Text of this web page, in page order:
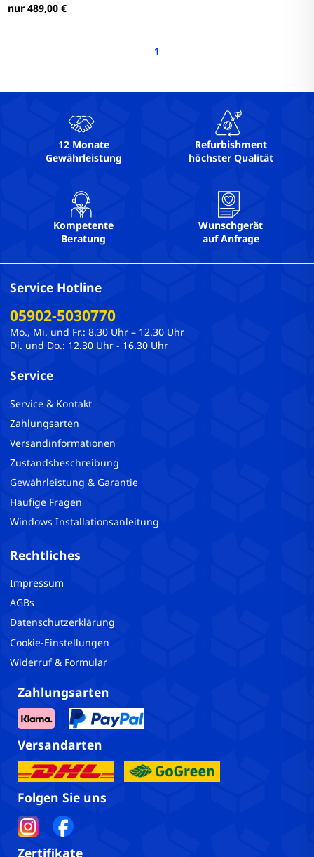
nur 489,00 €
1
12 Monate
Gewährleistung
Refurbishment
höchster Qualität
Kompetente
Beratung
Wunschgerät
auf Anfrage
Service Hotline
05902-5030770
Mo., Mi. und Fr.: 8.30 Uhr – 12.30 Uhr
Di. und Do.: 12.30 Uhr - 16.30 Uhr
Service
Service & Kontakt
Zahlungsarten
Versandinformationen
Zustandsbeschreibung
Gewährleistung & Garantie
Häufige Fragen
Windows Installationsanleitung
Rechtliches
Impressum
AGBs
Datenschutzerklärung
Cookie-Einstellungen
Widerruf & Formular
Zahlungsarten
Versandarten
Folgen Sie uns
Zertifikate